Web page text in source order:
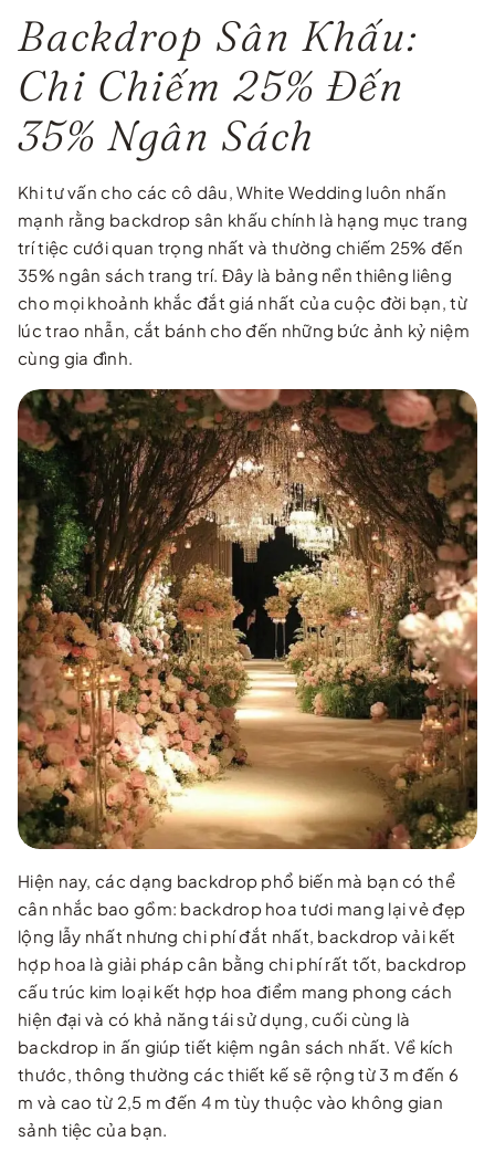
Backdrop Sân Khấu:
Chi Chiếm 25% Đến
35% Ngân Sách
Khi tư vấn cho các cô dâu, White Wedding luôn nhấn
mạnh rằng backdrop sân khấu chính là hạng mục trang
trí tiệc cưới quan trọng nhất và thường chiếm 25% đến
35% ngân sách trang trí. Đây là bảng nền thiêng liêng
cho mọi khoảnh khắc đắt giá nhất của cuộc đời bạn, từ
lúc trao nhẫn, cắt bánh cho đến những bức ảnh kỷ niệm
cùng gia đình.
Hiện nay, các dạng backdrop phổ biến mà bạn có thể
cân nhắc bao gồm: backdrop hoa tươi mang lại vẻ đẹp
lộng lẫy nhất nhưng chi phí đắt nhất, backdrop vải kết
hợp hoa là giải pháp cân bằng chi phí rất tốt, backdrop
cấu trúc kim loại kết hợp hoa điểm mang phong cách
hiện đại và có khả năng tái sử dụng, cuối cùng là
backdrop in ấn giúp tiết kiệm ngân sách nhất. Về kích
thước, thông thường các thiết kế sẽ rộng từ 3 m đến 6
m và cao từ 2,5 m đến 4 m tùy thuộc vào không gian
sảnh tiệc của bạn.